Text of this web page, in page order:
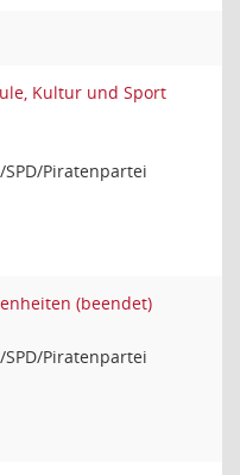
Kultur und Sport
Piratenpartei
(beendet)
Piratenpartei